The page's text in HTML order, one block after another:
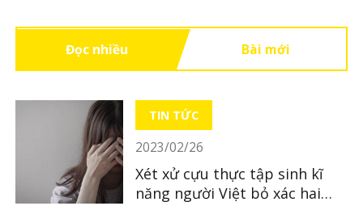
Đọc nhiều Bài mới
TIN TỨC
2023/02/26
Xét xử cựu thực tập sinh kĩ
năng người Việt bỏ xác hai